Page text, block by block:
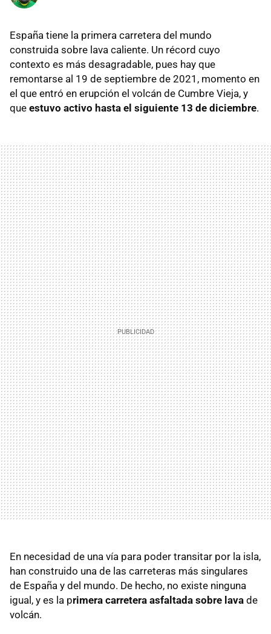
España tiene la primera carretera del mundo
construida sobre lava caliente. Un récord cuyo
contexto es más desagradable, pues hay que
remontarse al 19 de septiembre de 2021, momento en
el que entró en erupción el volcán de Cumbre Vieja, y
que estuvo activo hasta el siguiente 13 de diciembre.
En necesidad de una vía para poder transitar por la isla,
han construido una de las carreteras más singulares
de España y del mundo. De hecho, no existe ninguna
igual, y es la primera carretera asfaltada sobre lava de
volcán.